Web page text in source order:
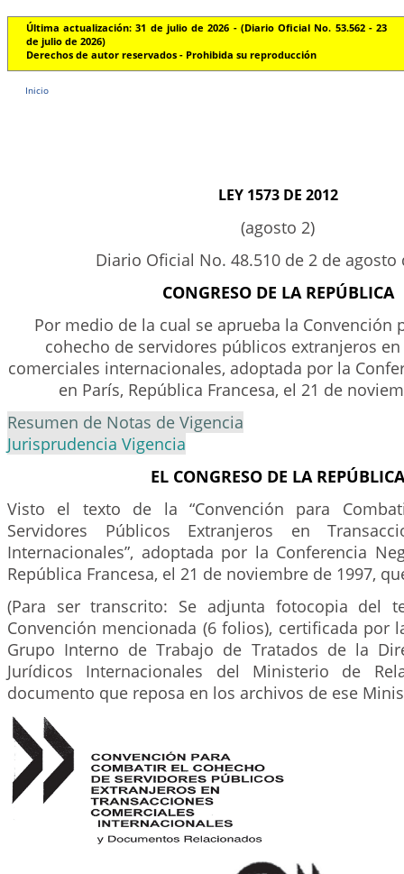
Última actualización: 31 de julio de 2026 - (Diario Oficial No. 53.562 - 23
de julio de 2026)
Derechos de autor reservados - Prohibida su reproducción
Inicio
LEY 1573 DE 2012
(agosto 2)
Diario Oficial No. 48.510 de 2 de agosto
CONGRESO DE LA REPÚBLICA
Por medio de la cual se aprueba la Convención
cohecho de servidores públicos extranjeros
comerciales internacionales, adoptada por la
en París, República Francesa, el 21 de
Resumen de Notas de Vigencia
Jurisprudencia Vigencia
EL CONGRESO DE LA REPÚBLICA
Visto el texto de la “Convención para
Servidores Públicos Extranjeros en
Internacionales”, adoptada por la Conferencia
República Francesa, el 21 de noviembre de 1997,
(Para ser transcrito: Se adjunta fotocopia del
Convención mencionada (6 folios), certificada por
Grupo Interno de Trabajo de Tratados de la
Jurídicos Internacionales del Ministerio de
documento que reposa en los archivos de ese